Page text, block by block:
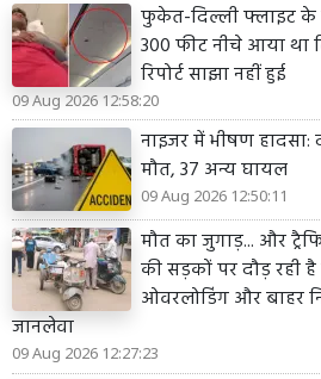
फुकेत-दिल्ली फ्लाइट के
300 फीट नीचे आया था
रिपोर्ट साझा नहीं हुई
09 Aug 2026 12:58:20
नाइजर में भीषण
मौत, 37 अन्य घायल
09 Aug 2026 12:50:11
मौत का जुगाड़... और
की सड़कों पर दौड़ रही
ओवरलोडिंग और बाहर
जानलेवा
09 Aug 2026 12:27:23